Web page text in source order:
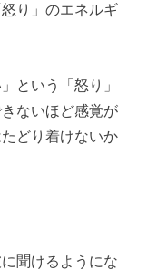
り」のエネルギ
という「怒り」
ないほど感覚が
どり着けないか
聞けるようにな